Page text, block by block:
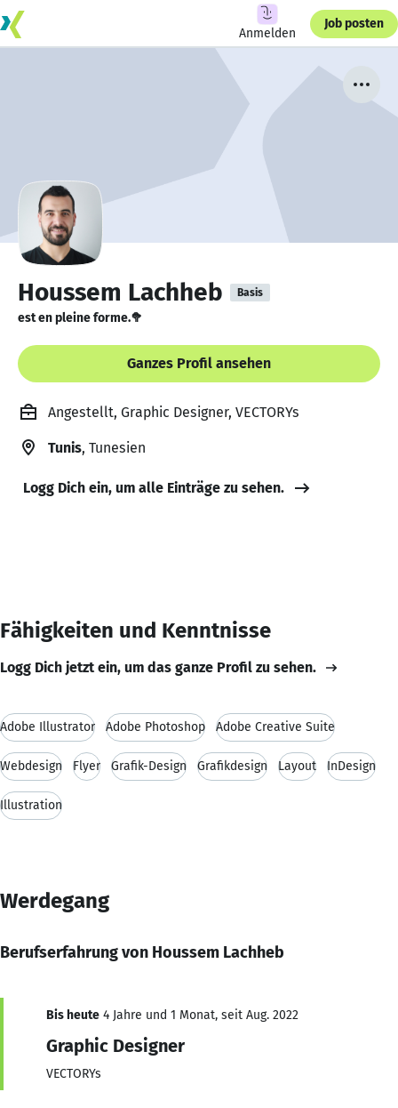
Anmelden
Job posten
Houssem Lachheb Basis
est en pleine forme.🥦
Ganzes Profil ansehen
Angestellt, Graphic Designer, VECTORYs
Tunis, Tunesien
Logg Dich ein, um alle Einträge zu sehen.
Fähigkeiten und Kenntnisse
Logg Dich jetzt ein, um das ganze Profil zu sehen.
Adobe Illustrator Adobe Photoshop Adobe Creative Suite
Webdesign Flyer Grafik-Design Grafikdesign Layout InDesign
Illustration
Werdegang
Berufserfahrung von Houssem Lachheb
Bis heute 4 Jahre und 1 Monat, seit Aug. 2022
Graphic Designer
VECTORYs